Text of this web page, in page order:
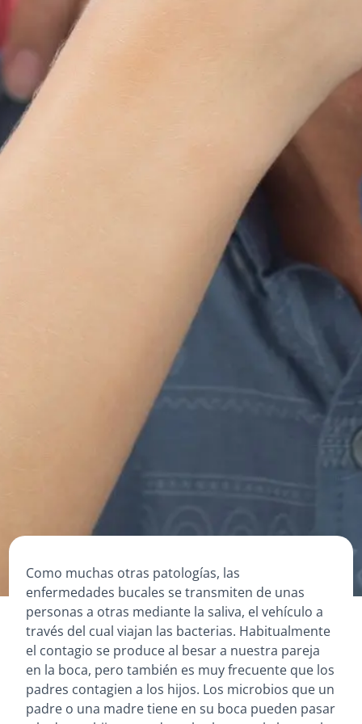
Como muchas otras patologías, las
enfermedades bucales se transmiten de unas
personas a otras mediante la saliva, el vehículo a
través del cual viajan las bacterias. Habitualmente
el contagio se produce al besar a nuestra pareja
en la boca, pero también es muy frecuente que los
padres contagien a los hijos. Los microbios que un
padre o una madre tiene en su boca pueden pasar